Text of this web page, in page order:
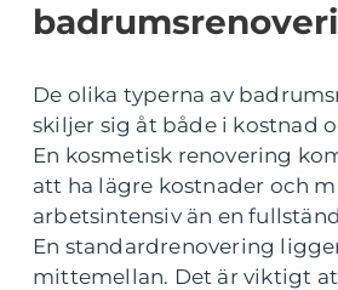
De olika typerna av
skiljer sig åt både i kostnad
En kosmetisk renovering
att ha lägre kostnader och
arbetsintensiv än en
En standardrenovering
mittemellan. Det är viktigt